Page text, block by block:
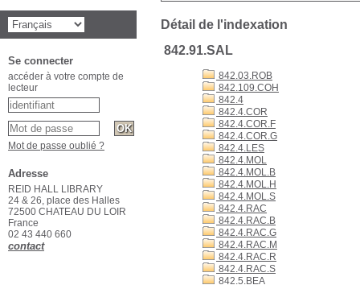
Détail de l'indexation
842.91.SAL
842.03.ROB
842.109.COH
842.4
842.4.COR
842.4.COR.F
842.4.COR.G
842.4.LES
842.4.MOL
842.4.MOL.B
842.4.MOL.H
842.4.MOL.S
842.4.RAC
842.4.RAC.B
842.4.RAC.G
842.4.RAC.M
842.4.RAC.R
842.4.RAC.S
842.5.BEA
Se connecter
accéder à votre compte de
lecteur
Mot de passe oublié ?
Adresse
REID HALL LIBRARY
24 & 26, place des Halles
72500 CHATEAU DU LOIR
France
02 43 440 660
contact